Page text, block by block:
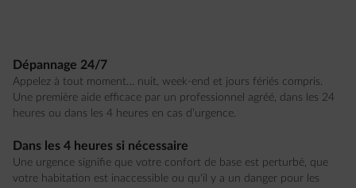
Dépannage 24/7
Appelez à tout moment… nuit, week-end et jours fériés compris.
Une première aide efficace par un professionnel agréé, dans les 24
heures ou dans les 4 heures en cas d’urgence.
Dans les 4 heures si nécessaire
Une urgence signifie que votre confort de base est perturbé, que
votre habitation est inaccessible ou qu'il y a un danger pour les